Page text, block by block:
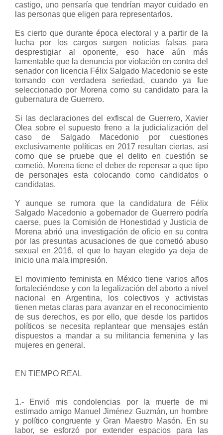
castigo, uno pensaría que tendrían mayor cuidado en
las personas que eligen para representarlos.
Es cierto que durante época electoral y a partir de la
lucha por los cargos surgen noticias falsas para
desprestigiar al oponente, eso hace aún más
lamentable que la denuncia por violación en contra del
senador con licencia Félix Salgado Macedonio se este
tomando con verdadera seriedad, cuando ya fue
seleccionado por Morena como su candidato para la
gubernatura de Guerrero.
Si las declaraciones del exfiscal de Guerrero, Xavier
Olea sobre el supuesto freno a la judicialización del
caso de Salgado Macedonio por cuestiones
exclusivamente políticas en 2017 resultan ciertas, así
como que se pruebe que el delito en cuestión se
cometió, Morena tiene el deber de repensar a que tipo
de personajes esta colocando como candidatos o
candidatas.
Y aunque se rumora que la candidatura de Félix
Salgado Macedonio a gobernador de Guerrero podría
caerse, pues la Comisión de Honestidad y Justicia de
Morena abrió una investigación de oficio en su contra
por las presuntas acusaciones de que cometió abuso
sexual en 2016, el que lo hayan elegido ya deja de
inicio una mala impresión.
El movimiento feminista en México tiene varios años
fortaleciéndose y con la legalización del aborto a nivel
nacional en Argentina, los colectivos y activistas
tienen metas claras para avanzar en el reconocimiento
de sus derechos, es por ello, que desde los partidos
políticos se necesita replantear que mensajes están
dispuestos a mandar a su militancia femenina y las
mujeres en general.
EN TIEMPO REAL
1.- Envió mis condolencias por la muerte de mi
estimado amigo Manuel Jiménez Guzmán, un hombre
y político congruente y Gran Maestro Masón. En su
labor, se esforzó por extender espacios para las